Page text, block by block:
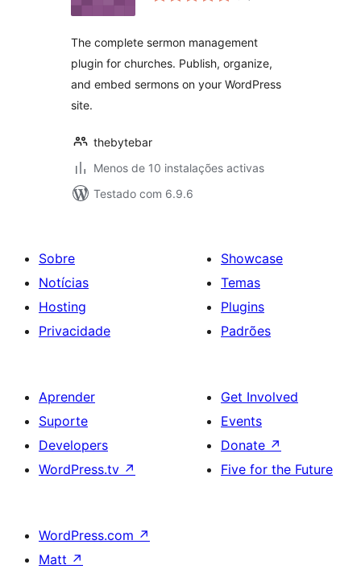
The complete sermon management
plugin for churches. Publish, organize,
and embed sermons on your WordPress
site.
thebytebar
Menos de 10 instalações activas
Testado com 6.9.6
Sobre
Notícias
Hosting
Privacidade
Showcase
Temas
Plugins
Padrões
Aprender
Suporte
Developers
WordPress.tv ↗
Get Involved
Events
Donate ↗
Five for the Future
WordPress.com ↗
Matt ↗